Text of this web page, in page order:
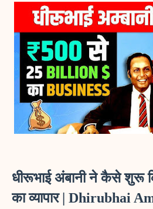
धीरूभाई अंबानी ने कैसे शुरू
का व्यापार | Dhirubhai